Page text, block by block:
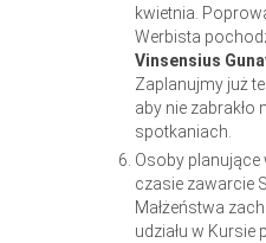
kwietnia.
Werbista
Vinsensius
Zaplanujmy już
aby nie zabrakło
spotkaniach.
Osoby planujące
czasie zawarcie
Małżeństwa
udziału w Kursie